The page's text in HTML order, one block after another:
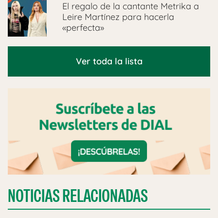
El regalo de la cantante Metrika a
Leire Martínez para hacerla
«perfecta»
Ver toda la lista
NOTICIAS RELACIONADAS